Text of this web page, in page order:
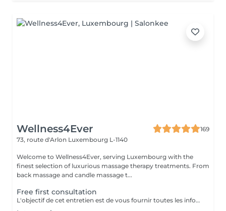
Wellness4Ever
169
73, route d'Arlon Luxembourg L-1140
Welcome to Wellness4Ever, serving Luxembourg with the
finest selection of luxurious massage therapy treatments. From
back massage and candle massage t...
Free first consultation
L'objectif de cet entretien est de vous fournir toutes les informations concernant votre protocole d'épilation laser mais également d'avoir les renseignements médicaux nécessaire pour pratiquer le laser. Si vous disposez d'un ordonnance médicale et/ou d'un traitement médicamenteux nous vous demandons de les apporter lors de votre 1er RDV.